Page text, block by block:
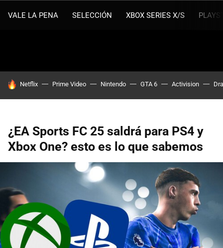
VALE LA PENA SELECCIÓN XBOX SERIES X/S
HOY SE HABLA DE
Netflix Prime Video Nintendo GTA 6 Activision
¿EA Sports FC 25 saldrá para PS4 y
Xbox One? esto es lo que sabemos